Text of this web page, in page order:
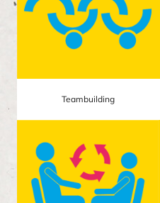
Teambuilding